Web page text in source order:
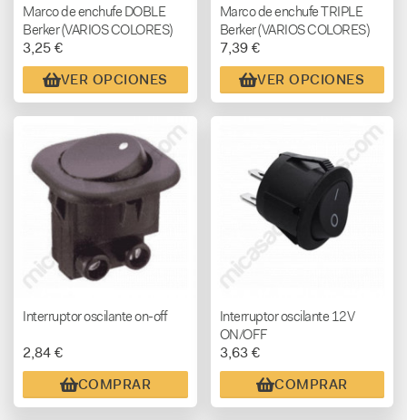
Marco de enchufe DOBLE
Berker (VARIOS COLORES)
3,25 €
VER OPCIONES
Marco de enchufe TRIPLE
Berker (VARIOS COLORES)
7,39 €
VER OPCIONES
Interruptor oscilante on-off
2,84 €
COMPRAR
Interruptor oscilante 12V
ON/OFF
3,63 €
COMPRAR